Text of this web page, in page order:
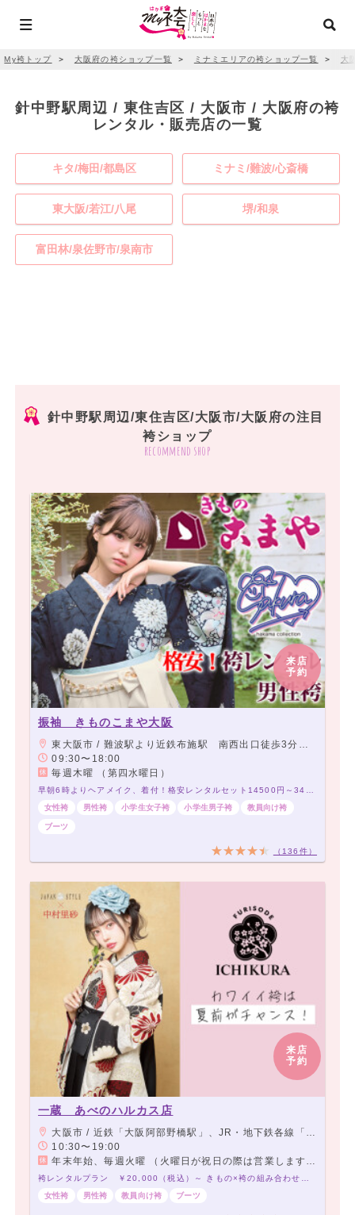
My袴トップ ＞ 大阪府の袴ショップ一覧 ＞ ミナミエリアの袴ショップ一覧 ＞ 大
針中野駅周辺 / 東住吉区 / 大阪市 / 大阪府の袴
レンタル・販売店の一覧
キタ/梅田/都島区 ミナミ/難波/心斎橋
東大阪/若江/八尾 堺/和泉
富田林/泉佐野市/泉南市
針中野駅周辺/東住吉区/大阪市/大阪府の注目
袴ショップ
recommend shop
来店
予約
振袖 きものこまや大阪
東大阪市 / 難波駅より近鉄布施駅 南西出口徒歩3分 アーケード商店街角から2店目 当店前に駐車スペース有り
09:30〜18:00
毎週木曜 （第四水曜日）
女性袴
男性袴 小学生女子袴 小学生男子袴 教員向け袴
ブーツ
（136件）
来店
予約
一蔵 あべのハルカス店
大阪市 / 近鉄「大阪阿部野橋駅」、JR・地下鉄各線「天王寺駅」、阪堺上町線「天王寺駅前駅」 よりすぐ
10:30〜19:00
年末年始、毎週火曜 （火曜日が祝日の際は営業します。）
袴レンタルプラン ￥20,000（税込）～ きもの×袴の組み合わせは21,000通り以上！アナタだけの袴コーデで最高の卒業式を！
女性袴
男性袴 教員向け袴 ブーツ